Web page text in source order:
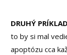
DRUHÝ
to by si mal
apoptózu cca